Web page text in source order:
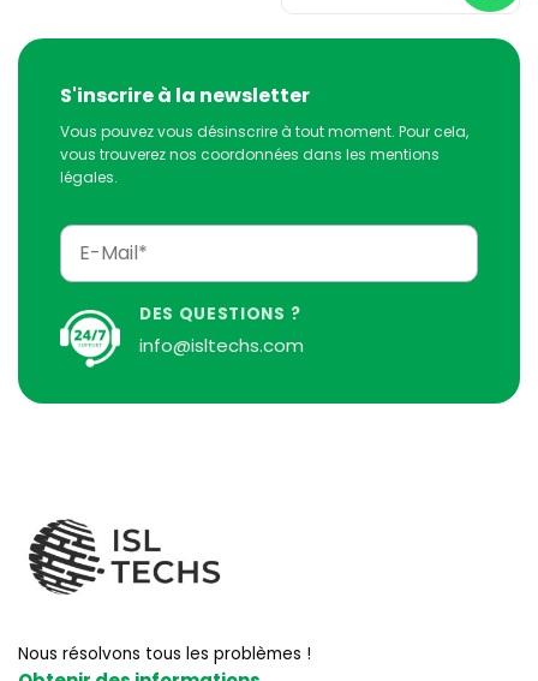
S'inscrire à la newsletter
Vous pouvez vous désinscrire à tout moment. Pour cela,
vous trouverez nos coordonnées dans les mentions
légales.
DES QUESTIONS ?
info@isltechs.com
Nous résolvons tous les problèmes !